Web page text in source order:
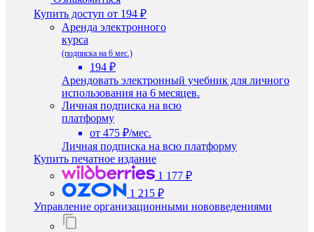
Купить доступ от 194 ₽
Аренда электронного
курса
(подписка на 6 мес.)
194 ₽
Арендовать электронный учебник для личного
использования на 6 месяцев.
Личная подписка на всю
платформу
от 475 ₽/мес.
Личная подписка на всю платформу
Купить печатное издание
1 177 ₽
1 215 ₽
Управление организационными нововведениями